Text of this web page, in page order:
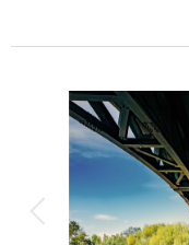
相談予約する
来店・オンライン
撮影料
着付け
衣装追加
家族と撮影